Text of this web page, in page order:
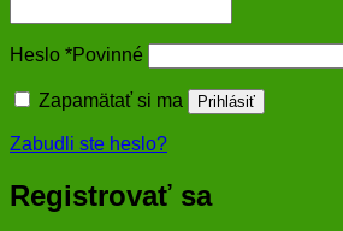
Heslo *Povinné
Zapamätať si ma Prihlásiť
Zabudli ste heslo?
Registrovať sa